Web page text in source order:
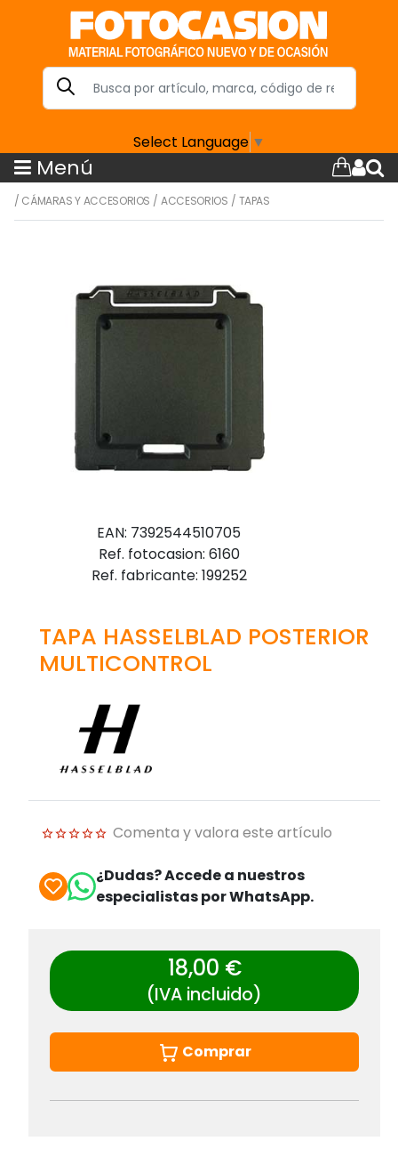
Select Language ▼
Menú
/ CÁMARAS Y ACCESORIOS /ACCESORIOS / TAPAS
EAN: 7392544510705
Ref. fotocasion: 6160
Ref. fabricante: 199252
TAPA HASSELBLAD POSTERIOR
MULTICONTROL
Comenta y valora este artículo
¿Dudas? Accede a nuestros
especialistas por WhatsApp.
18,00 €
(IVA incluido)
Comprar